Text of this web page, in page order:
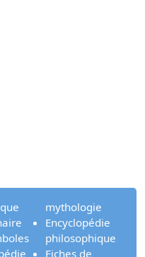
mythologie
Encyclopédie
philosophique
Fiches de